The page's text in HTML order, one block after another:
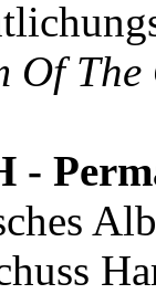
Of The
-